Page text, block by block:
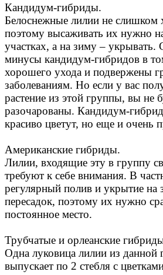
Кандидум-гибриды.
Белоснежные лилии не слишком
поэтому высаживать их нужно
участках, а на зиму – укрывать.
минусы кандидум-гибридов в
хорошего ухода и подвержены
заболеваниям. Но если у вас
растение из этой группы, вы не
разочарованы. Кандидум-
красиво цветут, но еще и очень
Американские гибриды.
Лилии, входящие эту в группу
требуют к себе внимания. В
регулярный полив и укрытие
пересадок, поэтому их нужно
постоянное место.
Трубчатые и орлеанские
Одна луковица лилии из
выпускает по 2 стебля с